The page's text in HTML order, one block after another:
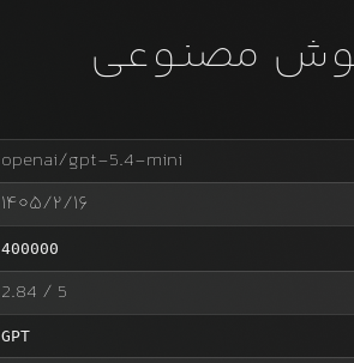
مصنوعی
openai/gpt-5.4-mini
۱۴۰۵/۲/۱۶
400000
2.84 / 5
GPT